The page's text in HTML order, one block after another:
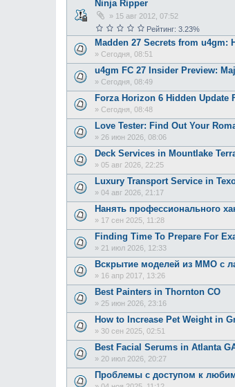
Ninja Ripper
» 15 авг 2012, 07:52
Рейтинг: 3.23%
Madden 27 Secrets from u4gm:
» Сегодня, 08:51
u4gm FC 27 Insider Preview:
» Сегодня, 08:49
Forza Horizon 6 Hidden Update
» Сегодня, 08:48
Love Tester: Find Out Your
» 26 июн 2026, 08:06
Deck Services in Mountlake
» 05 авг 2026, 22:25
Luxury Transport Service in
» 04 авг 2026, 21:17
Нанять профессионального
» 17 сен 2025, 11:28
Finding Time To Prepare For
» 21 июл 2026, 12:33
Вскрытие моделей из ММО с
» 16 апр 2017, 13:26
Best Painters in Thornton CO
» 25 июн 2026, 23:16
How to Increase Pet Weight in
» 30 сен 2025, 02:51
Best Facial Serums in Atlanta
» 20 июл 2026, 20:27
Проблемы с доступом к